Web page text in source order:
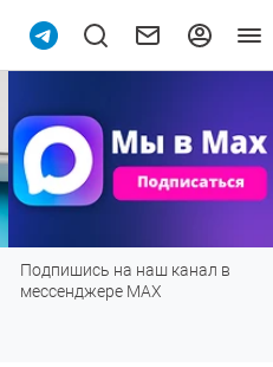
Подпишись на наш канал в
мессенджере МАХ